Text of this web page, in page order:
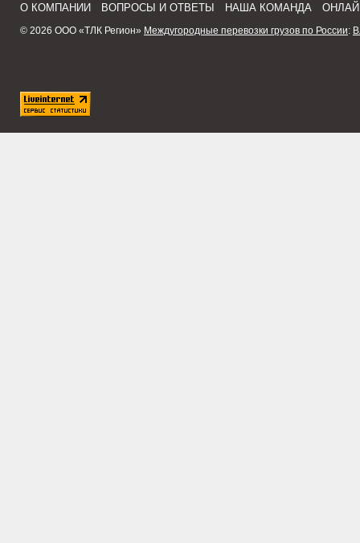
О КОМПАНИИ ВОПРОСЫ И ОТВЕТЫ НАША КОМАНДА
© 2026 ООО «ТЛК Регион» Междугородные перевозки грузов по России: